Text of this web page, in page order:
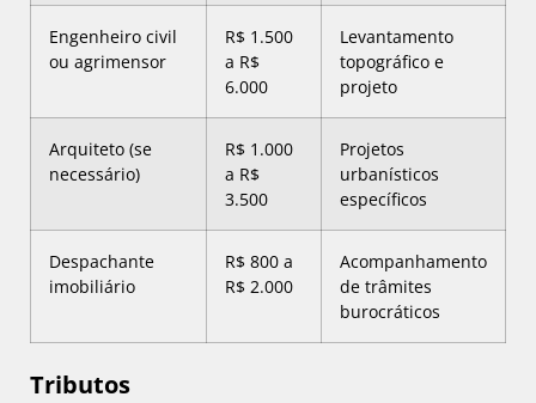
Engenheiro civil
ou agrimensor
R$ 1.500
a R$
6.000
Levantamento
topográfico e
projeto
Arquiteto (se
necessário)
R$ 1.000
a R$
3.500
Projetos
urbanísticos
específicos
Despachante
imobiliário
R$ 800 a
R$ 2.000
Acompanhamento
de trâmites
burocráticos
Tributos